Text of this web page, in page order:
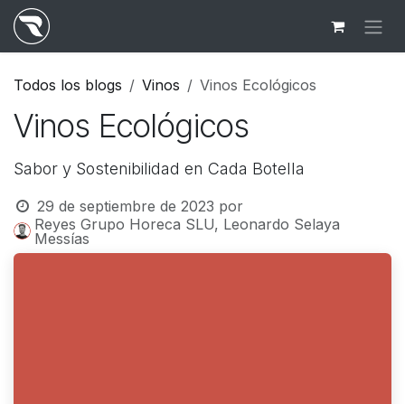
Ir al contenido
Todos los blogs Vinos Vinos Ecológicos
Vinos Ecológicos
Sabor y Sostenibilidad en Cada Botella
29 de septiembre de 2023 por
Reyes Grupo Horeca SLU, Leonardo Selaya
Messías